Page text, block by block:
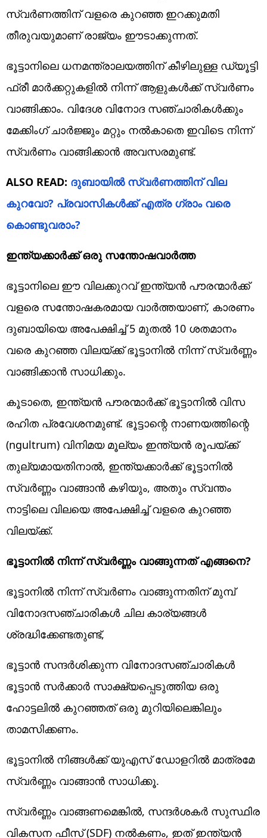
സ്വർണത്തിന് വളരെ കുറഞ്ഞ ഇറക്കുമതി
തീരുവയുമാണ് രാജ്യം ഈടാക്കുന്നത്.
ഭൂട്ടാനിലെ ധനമന്ത്രാലയത്തിന് കീഴിലുള്ള ഡ്യൂട്ടി
ഫ്രീ മാർക്കറ്റുകളിൽ നിന്ന് ആളുകൾക്ക് സ്വർണം
വാങ്ങിക്കാം. വിദേശ വിനോദ സഞ്ചാരികൾക്കും
മേക്കിം​ഗ് ചാർജ്ജും മറ്റും നൽകാതെ ഇവിടെ നിന്ന്
സ്വർണം വാങ്ങിക്കാൻ അവസരമുണ്ട്.
ALSO READ: ദുബായിൽ സ്വ‍ർണത്തിന് വില
കുറവോ? പ്രവാസികൾക്ക് എത്ര ​ഗ്രാം വരെ
കൊണ്ടുവരാം?
ഇന്ത്യക്കാർക്ക് ഒരു സന്തോഷവാർത്ത
ഭൂട്ടാനിലെ ഈ വിലക്കുറവ് ഇന്ത്യൻ പൗരന്മാർക്ക്
വളരെ സന്തോഷകരമായ വാർത്തയാണ്, കാരണം
ദുബായിയെ അപേക്ഷിച്ച് 5 മുതൽ 10 ശതമാനം
വരെ കുറഞ്ഞ വിലയ്ക്ക് ഭൂട്ടാനിൽ നിന്ന് സ്വർണ്ണം
വാങ്ങിക്കാൻ സാധിക്കും.
കൂടാതെ, ഇന്ത്യൻ പൗരന്മാർക്ക് ഭൂട്ടാനിൽ വിസ
രഹിത പ്രവേശനമുണ്ട്. ഭൂട്ടാന്റെ നാണയത്തിന്റെ
(ngultrum) വിനിമയ മൂല്യം ഇന്ത്യൻ രൂപയ്ക്ക്
തുല്യമായതിനാൽ, ഇന്ത്യക്കാർക്ക് ഭൂട്ടാനിൽ
സ്വർണ്ണം വാങ്ങാൻ കഴിയും, അതും സ്വന്തം
നാട്ടിലെ വിലയെ അപേക്ഷിച്ച് വളരെ കുറഞ്ഞ
വിലയ്ക്ക്.
ഭൂട്ടാനിൽ നിന്ന് സ്വർണ്ണം വാങ്ങുന്നത് എങ്ങനെ?
ഭൂട്ടാനിൽ നിന്ന് സ്വർണം വാങ്ങുന്നതിന് മുമ്പ്
വിനോദസഞ്ചാരികൾ ചില കാര്യങ്ങൾ
ശ്രദ്ധിക്കേണ്ടതുണ്ട്,
ഭൂട്ടാൻ സന്ദർശിക്കുന്ന വിനോദസഞ്ചാരികൾ
ഭൂട്ടാൻ സർക്കാർ സാക്ഷ്യപ്പെടുത്തിയ ഒരു
ഹോട്ടലിൽ കുറഞ്ഞത് ഒരു മുറിയിലെങ്കിലും
താമസിക്കണം.
ഭൂട്ടാനിൽ നിങ്ങൾക്ക് യുഎസ് ഡോളറിൽ മാത്രമേ
സ്വർണ്ണം വാങ്ങാൻ സാധിക്കൂ.
സ്വർണ്ണം വാങ്ങണമെങ്കിൽ, സന്ദർശകർ സുസ്ഥിര
വികസന ഫീസ് (SDF) നൽകണം, ഇത് ഇന്ത്യൻ